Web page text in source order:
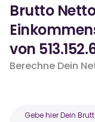
Brutto
von
Berechne Dein
Gebe hier Dein